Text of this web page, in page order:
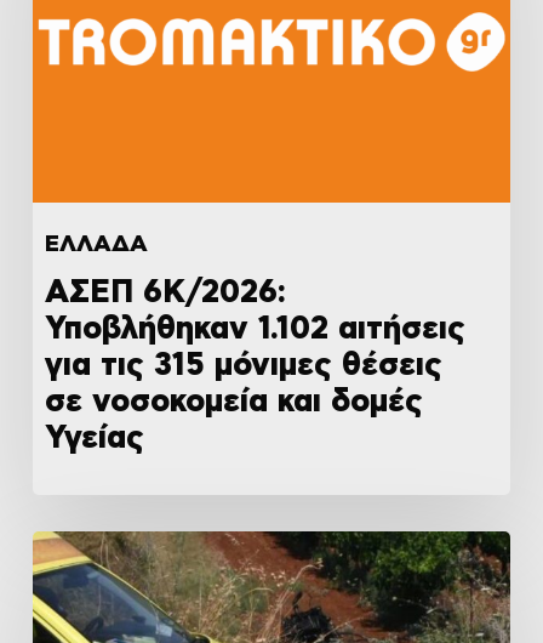
ΕΛΛΑΔΑ
ΑΣΕΠ 6Κ/2026:
Υποβλήθηκαν 1.102 αιτήσεις
για τις 315 μόνιμες θέσεις
σε νοσοκομεία και δομές
Υγείας